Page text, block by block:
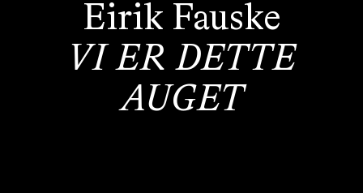
Eirik Fauske
VI ER DETTE
AUGET